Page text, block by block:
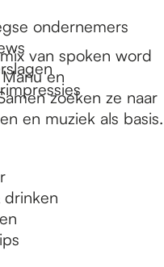
ondernemers
drinken
van spoken word
en
zoeken ze naar
en muziek als basis.